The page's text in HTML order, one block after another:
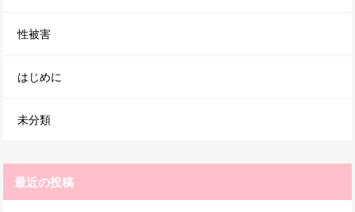
性被害
はじめに
未分類
最近の投稿